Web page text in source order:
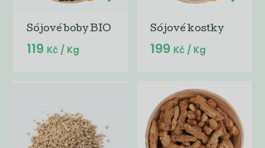
Sójové boby BIO
119 Kč / Kg
Sójové kostky
199 Kč / Kg